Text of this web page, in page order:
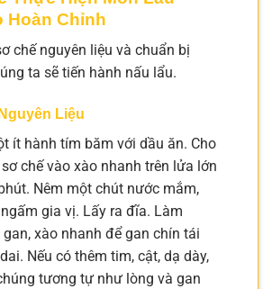
Hoàn Chỉnh
chế nguyên liệu và chuẩn bị
ta sẽ tiến hành nấu lẩu.
Liệu
ít hành tím băm với dầu ăn. Cho
chế vào xào nhanh trên lửa lớn
Nêm một chút nước mắm,
gia vị. Lấy ra đĩa. Làm
xào nhanh để gan chín tái
Nếu có thêm tim, cật, dạ dày,
tương tự như lòng và gan